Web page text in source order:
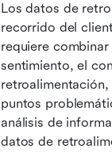
Los datos de
recorrido del
requiere
sentimiento, el
puntos
análisis de
datos de